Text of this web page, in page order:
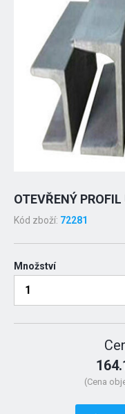
OTEVŘENÝ
Kód zboží: 72281
Množství
(Cena